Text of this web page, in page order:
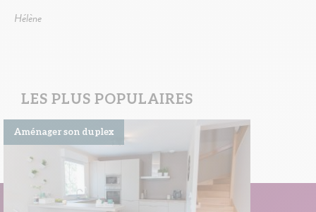
Hélène
LES PLUS POPULAIRES
Aménager son duplex